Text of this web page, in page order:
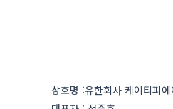
상호명 :유한회사 케이티피